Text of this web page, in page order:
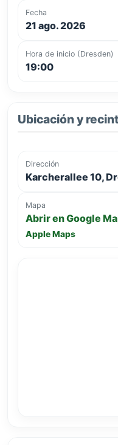
Fecha
21 ago. 2026
Hora de inicio (Dresden)
19:00
Ubicación y
Dirección
Karcherallee 10,
Mapa
Abrir en Google
Apple Maps